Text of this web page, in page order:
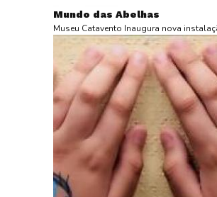
Mundo das Abelhas
Museu Catavento Inaugura nova